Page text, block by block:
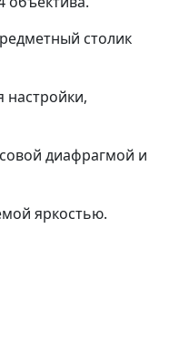
столик
настройки,
диафрагмой и
яркостью.